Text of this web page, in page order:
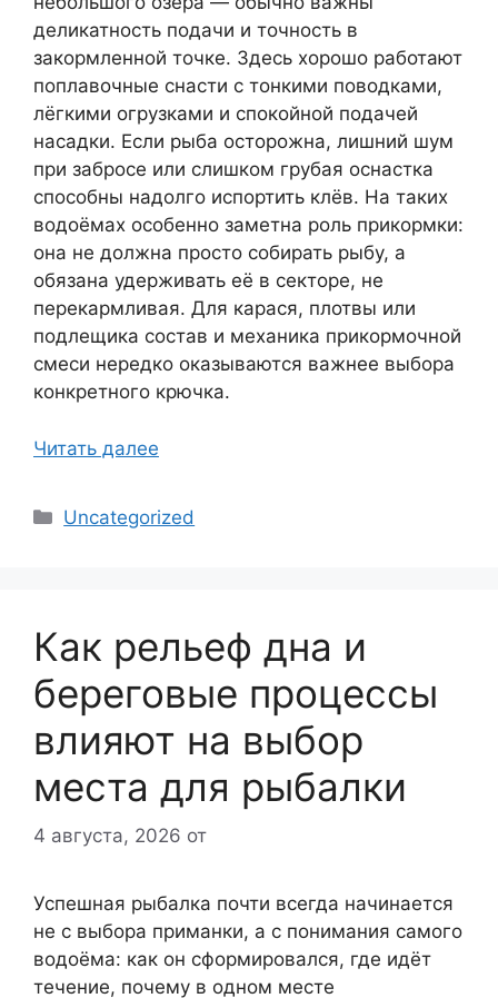
деликатность подачи и точность в
закормленной точке. Здесь хорошо работают
поплавочные снасти с тонкими поводками,
лёгкими огрузками и спокойной подачей
насадки. Если рыба осторожна, лишний шум
при забросе или слишком грубая оснастка
способны надолго испортить клёв. На таких
водоёмах особенно заметна роль прикормки:
она не должна просто собирать рыбу, а
обязана удерживать её в секторе, не
перекармливая. Для карася, плотвы или
подлещика состав и механика прикормочной
смеси нередко оказываются важнее выбора
конкретного крючка.
Читать далее
Рубрики
Uncategorized
Как рельеф дна и
береговые процессы
влияют на выбор
места для рыбалки
4 августа, 2026 от
Успешная рыбалка почти всегда начинается
не с выбора приманки, а с понимания самого
водоёма: как он сформировался, где идёт
течение, почему в одном месте